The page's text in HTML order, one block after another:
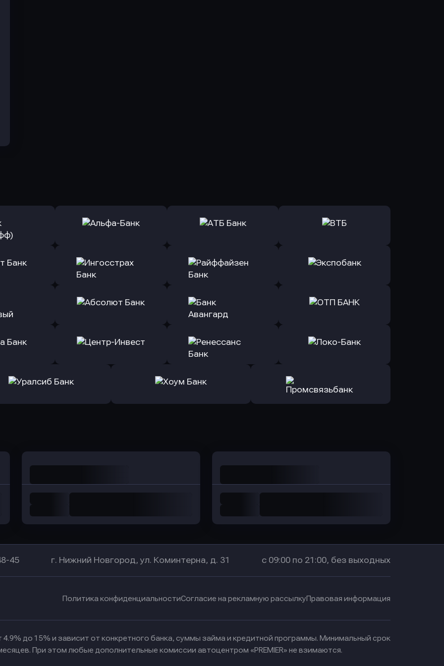
заявку
Оправить заявку
в Альфа-Банк
Оправить заявку
в АТБ Банк
Оправить заявку
заявку
Банк
Оправить заявку
Оправить заявку
в Райффайзен Банк
Оправить заявку
заявку
Оправить заявку
Оправить заявку
в Банк Авангард
Оправить заявку
заявку
Оправить заявку
в Локо-Банк
45 г. Нижний Новгород, ул. Коминтерна, д. 31 с 09:00 по 21:00, без выходных
Политика конфиденциальностиСогласие на рекламную рассылкуПравовая информация
4.9% до 15% и зависит от конкретного банка, суммы займа и кредитной программы. Минимальный срок
При этом любые дополнительные комиссии автоцентром «PREMIER» не взимаются.